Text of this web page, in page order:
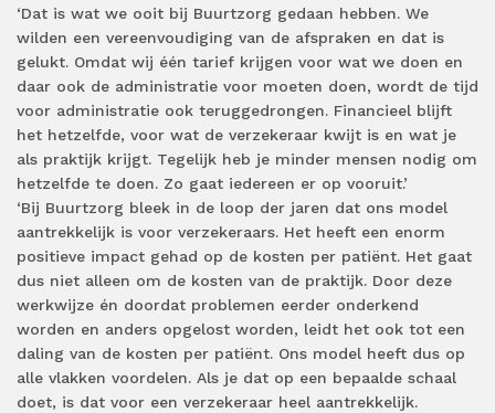
‘Dat is wat we ooit bij Buurtzorg gedaan hebben. We
wilden een vereenvoudiging van de afspraken en dat is
gelukt. Omdat wij één tarief krijgen voor wat we doen en
daar ook de administratie voor moeten doen, wordt de tijd
voor administratie ook teruggedrongen. Financieel blijft
het hetzelfde, voor wat de verzekeraar kwijt is en wat je
als praktijk krijgt. Tegelijk heb je minder mensen nodig om
hetzelfde te doen. Zo gaat iedereen er op vooruit.’
‘Bij Buurtzorg bleek in de loop der jaren dat ons model
aantrekkelijk is voor verzekeraars. Het heeft een enorm
positieve impact gehad op de kosten per patiënt. Het gaat
dus niet alleen om de kosten van de praktijk. Door deze
werkwijze én doordat problemen eerder onderkend
worden en anders opgelost worden, leidt het ook tot een
daling van de kosten per patiënt. Ons model heeft dus op
alle vlakken voordelen. Als je dat op een bepaalde schaal
doet, is dat voor een verzekeraar heel aantrekkelijk.